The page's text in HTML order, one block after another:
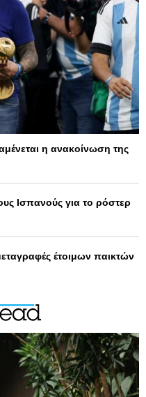
η ανακοίνωση της
Ισπανούς για το ρόστερ
έτοιμων παικτών